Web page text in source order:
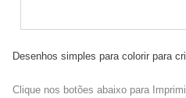
Desenhos simples para colorir para
Clique nos botões abaixo para